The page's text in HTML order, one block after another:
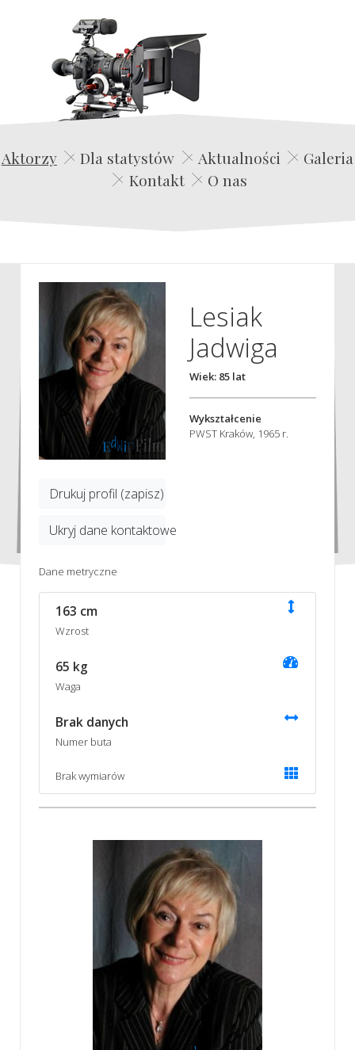
Edwin Film Agencja Aktorska
Aktorzy Dla statystów Aktualności
Galeria
Kontakt
O nas
Drukuj profil (zapisz)
Ukryj dane kontaktowe
Lesiak
Jadwiga
Wiek: 85 lat
Wykształcenie
PWST Kraków, 1965 r.
Dane metryczne
163 cm
Wzrost
65 kg
Waga
Brak danych
Numer buta
Brak wymiarów